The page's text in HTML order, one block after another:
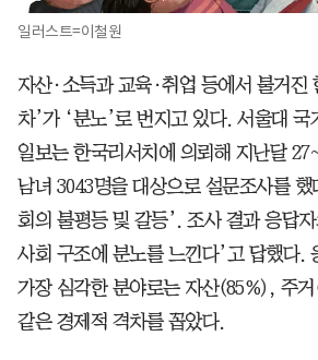
일러스트=이철원
자산·소득과 교육·취업 등에서 불거진
차’가 ‘분노’로 번지고 있다. 서울대 국
일보는 한국리서치에 의뢰해 지난달
남녀 3043명을 대상으로 설문조사를
회의 불평등 및 갈등’. 조사 결과 응답
사회 구조에 분노를 느낀다’고 답했다.
가장 심각한 분야로는 자산(85%), 주
같은 경제적 격차를 꼽았다.